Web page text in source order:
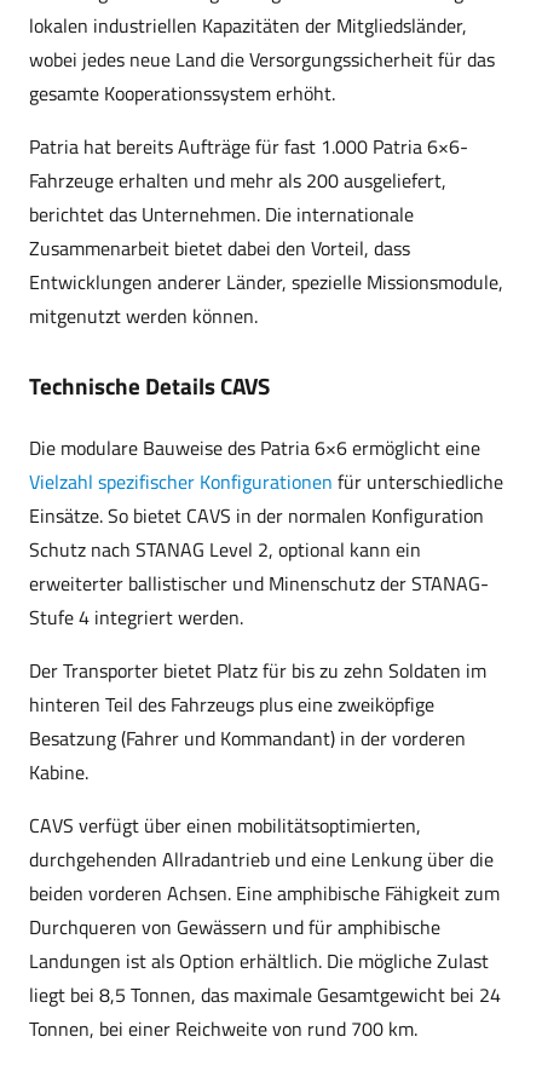
lokalen industriellen Kapazitäten der Mitgliedsländer,
wobei jedes neue Land die Versorgungssicherheit für das
gesamte Kooperationssystem erhöht.
Patria hat bereits Aufträge für fast 1.000 Patria 6×6-
Fahrzeuge erhalten und mehr als 200 ausgeliefert,
berichtet das Unternehmen. Die internationale
Zusammenarbeit bietet dabei den Vorteil, dass
Entwicklungen anderer Länder, spezielle Missionsmodule,
mitgenutzt werden können.
Technische Details CAVS
Die modulare Bauweise des Patria 6×6 ermöglicht eine
Vielzahl spezifischer Konfigurationen für unterschiedliche
Einsätze. So bietet CAVS in der normalen Konfiguration
Schutz nach STANAG Level 2, optional kann ein
erweiterter ballistischer und Minenschutz der STANAG-
Stufe 4 integriert werden.
Der Transporter bietet Platz für bis zu zehn Soldaten im
hinteren Teil des Fahrzeugs plus eine zweiköpfige
Besatzung (Fahrer und Kommandant) in der vorderen
Kabine.
CAVS verfügt über einen mobilitätsoptimierten,
durchgehenden Allradantrieb und eine Lenkung über die
beiden vorderen Achsen. Eine amphibische Fähigkeit zum
Durchqueren von Gewässern und für amphibische
Landungen ist als Option erhältlich. Die mögliche Zulast
liegt bei 8,5 Tonnen, das maximale Gesamtgewicht bei 24
Tonnen, bei einer Reichweite von rund 700 km.